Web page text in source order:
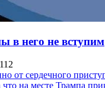
в него не вступим